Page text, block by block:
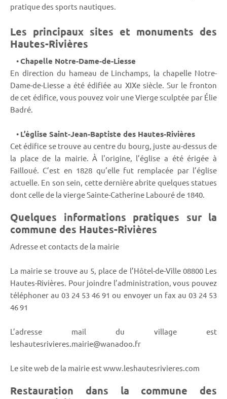
pratique des sports nautiques.
Les principaux sites et monuments des
Hautes-Rivières
•Chapelle Notre-Dame-de-Liesse
En direction du hameau de Linchamps, la chapelle Notre-
Dame-de-Liesse a été édifiée au XIXe siècle. Sur le fronton
de cet édifice, vous pouvez voir une Vierge sculptée par Élie
Badré.
• L’église Saint-Jean-Baptiste des Hautes-Rivières
Cet édifice se trouve au centre du bourg, juste au-dessus de
la place de la mairie. À l'origine, l’église a été érigée à
Failloué. C’est en 1828 qu’elle fut remplacée par l’église
actuelle. En son sein, cette dernière abrite quelques statues
dont celle de la vierge Sainte-Catherine Labouré de 1840.
Quelques informations pratiques sur la
commune des Hautes-Rivières
Adresse et contacts de la mairie
La mairie se trouve au 5, place de l’Hôtel-de-Ville 08800 Les
Hautes-Rivières. Pour joindre l’administration, vous pouvez
téléphoner au 03 24 53 46 91 ou envoyer un fax au 03 24 53
46 91
L’adresse mail du village est
leshautesrivieres.mairie@wanadoo.fr
Le site web de la mairie est www.leshautesrivieres.com
Restauration dans la commune des